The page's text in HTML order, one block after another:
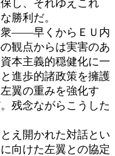
し、それゆえこれ
勝利だ。
――早くからＥＵ内
観点からは実害のあ
本主義的穏健化に一
進歩的諸政策を擁護
翼の重みを強化す
残念ながらこうした
え開かれた対話とい
向けた左翼との協定